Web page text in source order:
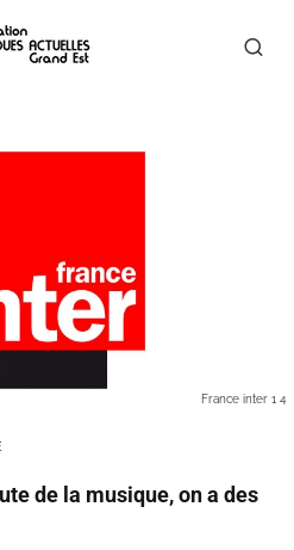
France inter 1 4
de la musique, on a des